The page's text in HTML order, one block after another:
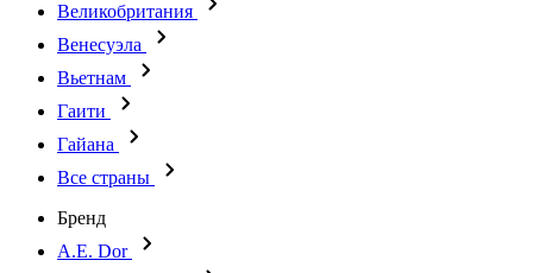
Великобритания
Венесуэла
Вьетнам
Гаити
Гайана
Все страны
Бренд
A.E. Dor